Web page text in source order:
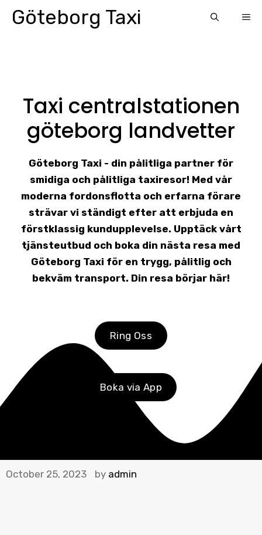
SkipGöteborg Taxi
Taxi centralstationen
göteborg landvetter
Göteborg Taxi - din pålitliga partner för
smidiga och pålitliga taxiresor! Med vår
moderna fordonsflotta och erfarna förare
strävar vi ständigt efter att erbjuda en
förstklassig kundupplevelse. Upptäck vårt
tjänsteutbud och boka din nästa resa med
Göteborg Taxi för en trygg, pålitlig och
bekväm transport. Din resa börjar här!
Ring Oss
Boka via App
October 25, 2023 by admin